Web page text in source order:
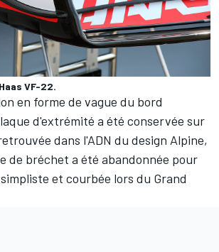
VF-22.
en forme de vague du bord
d'extrémité a été conservée sur
dans l'ADN du design Alpine,
de bréchet a été abandonnée pour
et courbée lors du Grand